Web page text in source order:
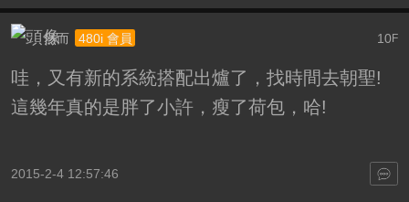
10F
然而 480i 會員
哇，又有新的系統搭配出爐了，找時間去朝聖!
這幾年真的是胖了小許，瘦了荷包，哈!
2015-2-4 12:57:46